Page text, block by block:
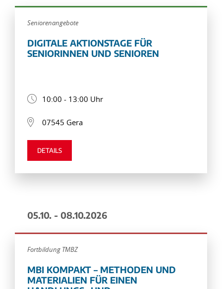
Seniorenangebote
DIGITALE AKTIONSTAGE FÜR
SENIORINNEN UND SENIOREN
10:00 - 13:00 Uhr
07545 Gera
DETAILS
05.10. - 08.10.2026
Fortbildung TMBZ
MBI KOMPAKT – METHODEN UND
MATERIALIEN FÜR EINEN